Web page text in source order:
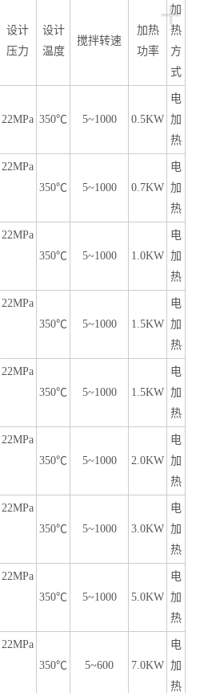
+
设计
压力
设计
温度
搅拌转速
加热
功率
加
热
方
式
22MPa 350℃ 5~1000 0.5KW
电
加
热
22MPa
350℃
5~1000 0.7KW
电
加
热
22MPa
350℃
5~1000 1.0KW
电
加
热
22MPa
350℃
5~1000 1.5KW
电
加
热
22MPa
350℃
5~1000 1.5KW
电
加
热
22MPa
350℃
5~1000 2.0KW
电
加
热
22MPa
350℃
5~1000 3.0KW
电
加
热
22MPa
350℃
5~1000 5.0KW
电
加
热
22MPa
350℃
5~600 7.0KW
电
加
热